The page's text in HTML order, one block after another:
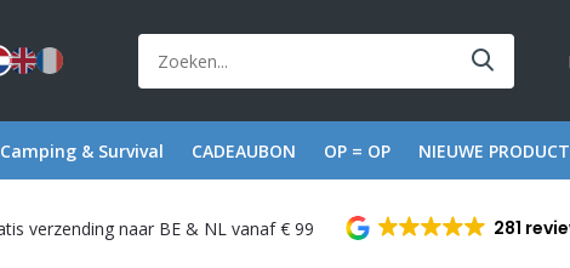
Camping & Survival CADEAUBON OP = OP NIEUWE
verzending naar BE & NL vanaf € 99 281